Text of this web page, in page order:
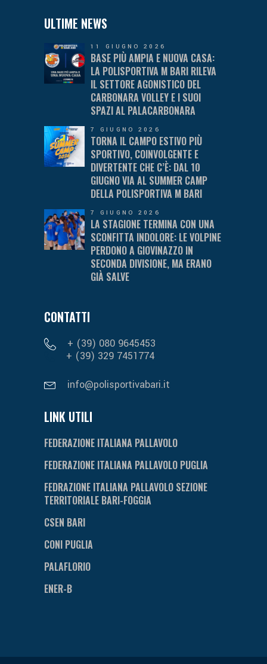
ULTIME NEWS
11 GIUGNO 2026
BASE PIÙ AMPIA E NUOVA CASA:
LA POLISPORTIVA M BARI RILEVA
IL SETTORE AGONISTICO DEL
CARBONARA VOLLEY E I SUOI
SPAZI AL PALACARBONARA
7 GIUGNO 2026
TORNA IL CAMPO ESTIVO PIÙ
SPORTIVO, COINVOLGENTE E
DIVERTENTE CHE C’È: DAL 10
GIUGNO VIA AL SUMMER CAMP
DELLA POLISPORTIVA M BARI
7 GIUGNO 2026
LA STAGIONE TERMINA CON UNA
SCONFITTA INDOLORE: LE VOLPINE
PERDONO A GIOVINAZZO IN
SECONDA DIVISIONE, MA ERANO
GIÀ SALVE
CONTATTI
+ (39) 080 9645453
+ (39) 329 7451774
info@polisportivabari.it
LINK UTILI
FEDERAZIONE ITALIANA PALLAVOLO
FEDERAZIONE ITALIANA PALLAVOLO PUGLIA
FEDRAZIONE ITALIANA PALLAVOLO SEZIONE
TERRITORIALE BARI-FOGGIA
CSEN BARI
CONI PUGLIA
PALAFLORIO
ENER-B